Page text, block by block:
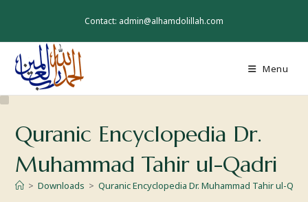
Contact: admin@alhamdolillah.com
Menu
Quranic Encyclopedia Dr.
Muhammad Tahir ul-Qadri
> Downloads > Quranic Encyclopedia Dr. Muhammad Tahir ul-